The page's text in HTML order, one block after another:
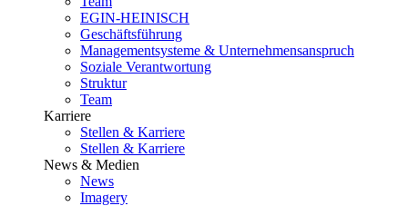
EGIN-HEINISCH
Geschäftsführung
Managementsysteme & Unternehmensanspruch
Soziale Verantwortung
Struktur
Team
Karriere
Stellen & Karriere
Stellen & Karriere
News & Medien
News
Imagery